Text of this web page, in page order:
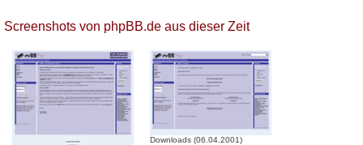
Screenshots von phpBB.de aus dieser Zeit
Downloads (06.04.2001)